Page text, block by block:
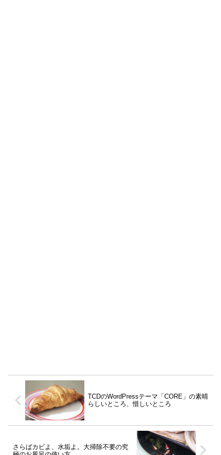
TCDのWordPressテーマ「CORE」の素晴
らしいところ、惜しいところ
さらばカビよ、水垢よ。大掃除不要の究